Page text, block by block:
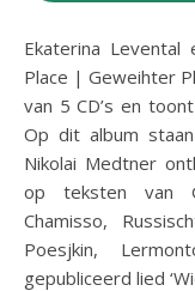
Ekaterina
Place | Geweihter
van 5 CD’s en
Op dit album
Nikolai Medtner
op teksten van
Chamisso,
Poesjkin,
gepubliceerd lied